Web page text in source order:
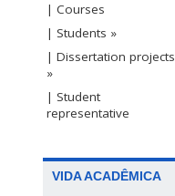
| Courses
| Students »
| Dissertation projects
»
| Student
representative
VIDA ACADÊMICA